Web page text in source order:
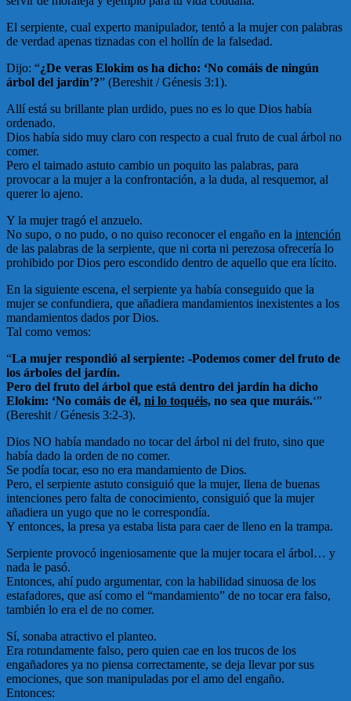
El serpiente, cual experto manipulador, tentó a la mujer con palabras
de verdad apenas tiznadas con el hollín de la falsedad.
Dijo: “¿De veras Elokim os ha dicho: ‘No comáis de ningún
árbol del jardín’?” (Bereshit / Génesis 3:1).
Allí está su brillante plan urdido, pues no es lo que Dios había
ordenado.
Dios había sido muy claro con respecto a cual fruto de cual árbol no
comer.
Pero el taimado astuto cambio un poquito las palabras, para
provocar a la mujer a la confrontación, a la duda, al resquemor, al
querer lo ajeno.
Y la mujer tragó el anzuelo.
No supo, o no pudo, o no quiso reconocer el engaño en la intención
de las palabras de la serpiente, que ni corta ni perezosa ofrecería lo
prohibido por Dios pero escondido dentro de aquello que era lícito.
En la siguiente escena, el serpiente ya había conseguido que la
mujer se confundiera, que añadiera mandamientos inexistentes a los
mandamientos dados por Dios.
Tal como vemos:
“La mujer respondió al serpiente: -Podemos comer del fruto de
los árboles del jardín.
Pero del fruto del árbol que está dentro del jardín ha dicho
Elokim: ‘No comáis de él, ni lo toquéis, no sea que muráis.‘”
(Bereshit / Génesis 3:2-3).
Dios NO había mandado no tocar del árbol ni del fruto, sino que
había dado la orden de no comer.
Se podía tocar, eso no era mandamiento de Dios.
Pero, el serpiente astuto consiguió que la mujer, llena de buenas
intenciones pero falta de conocimiento, consiguió que la mujer
añadiera un yugo que no le correspondía.
Y entonces, la presa ya estaba lista para caer de lleno en la trampa.
Serpiente provocó ingeniosamente que la mujer tocara el árbol… y
nada le pasó.
Entonces, ahí pudo argumentar, con la habilidad sinuosa de los
estafadores, que así como el “mandamiento” de no tocar era falso,
también lo era el de no comer.
Sí, sonaba atractivo el planteo.
Era rotundamente falso, pero quien cae en los trucos de los
engañadores ya no piensa correctamente, se deja llevar por sus
emociones, que son manipuladas por el amo del engaño.
Entonces: